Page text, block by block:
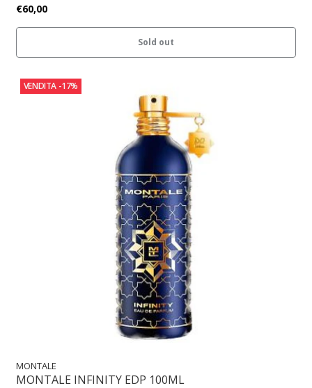
€60,00
Sold out
VENDITA -17%
MONTALE
MONTALE INFINITY EDP 100ML